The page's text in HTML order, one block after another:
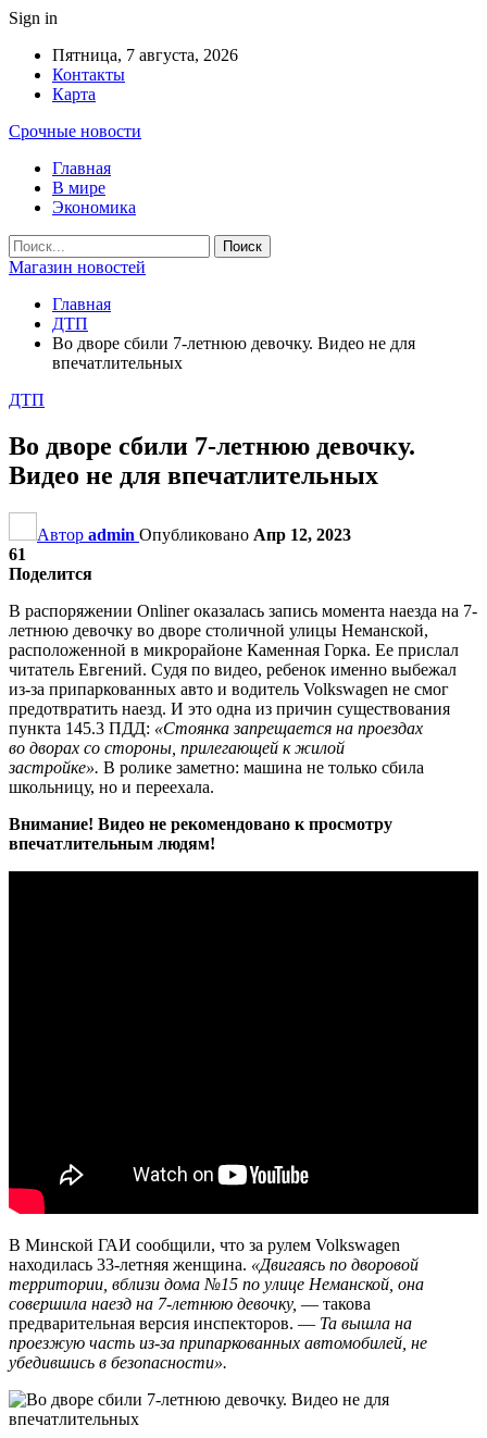
Sign in
Пятница, 7 августа, 2026
Контакты
Карта
Срочные новости
Главная
В мире
Экономика
Магазин новостей
Главная
ДТП
Во дворе сбили 7-летнюю девочку. Видео не для
впечатлительных
ДТП
Во дворе сбили 7-летнюю девочку.
Видео не для впечатлительных
Автор admin Опубликовано Апр 12, 2023
61
Поделится
В распоряжении Onliner оказалась запись момента наезда на 7-
летнюю девочку во дворе столичной улицы Неманской,
расположенной в микрорайоне Каменная Горка. Ее прислал
читатель Евгений. Судя по видео, ребенок именно выбежал
из-за припаркованных авто и водитель Volkswagen не смог
предотвратить наезд. И это одна из причин существования
пункта 145.3 ПДД: «Стоянка запрещается на проездах
во дворах со стороны, прилегающей к жилой
застройке». В ролике заметно: машина не только сбила
школьницу, но и переехала.
Внимание! Видео не рекомендовано к просмотру
впечатлительным людям!
В Минской ГАИ сообщили, что за рулем Volkswagen
находилась 33-летняя женщина. «Двигаясь по дворовой
территории, вблизи дома №15 по улице Неманской, она
совершила наезд на 7-летнюю девочку, — такова
предварительная версия инспекторов. — Та вышла на
проезжую часть из-за припаркованных автомобилей, не
убедившись в безопасности».